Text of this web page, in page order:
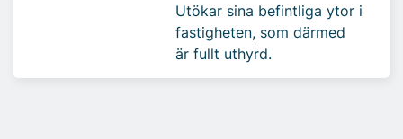
Utökar sina befintliga ytor i
fastigheten, som därmed
är fullt uthyrd.